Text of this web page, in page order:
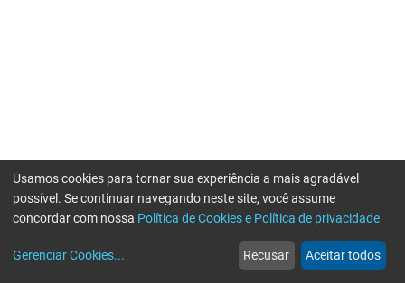
web
Notícias
more_horiz
Mais
Usamos cookies para tornar sua experiência a mais agradável
possível. Se continuar navegando neste site, você assume
concordar com nossa Política de Cookies e Política de privacidade
Gerenciar Cookies... Recusar Aceitar todos
Erro ao enviar informações, por favor tente novamente